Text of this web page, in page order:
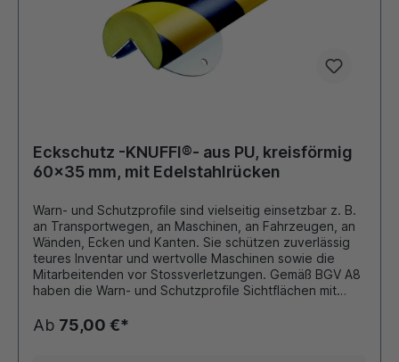
Eckschutz -KNUFFI®- aus PU, kreisförmig
60x35 mm, mit Edelstahlrücken
Warn- und Schutzprofile sind vielseitig einsetzbar z. B.
an Transportwegen, an Maschinen, an Fahrzeugen, an
Wänden, Ecken und Kanten. Sie schützen zuverlässig
teures Inventar und wertvolle Maschinen sowie die
Mitarbeitenden vor Stossverletzungen. Gemäß BGV A8
haben die Warn- und Schutzprofile Sichtflächen mit
Flurförderzeuge rot/weißen Diagonalstreifen. Das Profil
kann durch seinen Edelstahlrücken an unterschiedlichen
Ab 75,00 €*